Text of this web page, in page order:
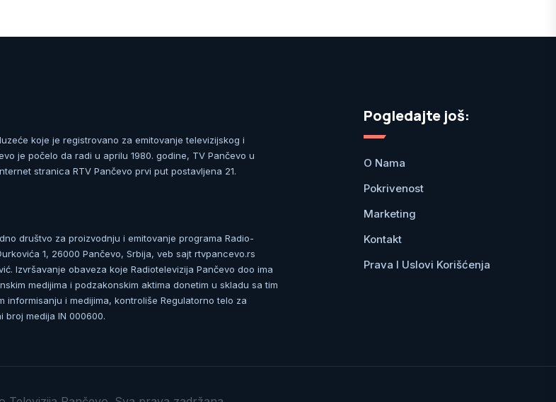
koje je registrovano za emitovanje televizijskog i
je počelo da radi u aprilu 1980. godine, TV Pančevo u
stranica RTV Pančevo prvi put postavljena 21.
društvo za proizvodnju i emitovanje programa Radio-
1, 26000 Pančevo, Srbija, veb sajt rtvpancevo.rs
Izvršavanje obaveza koje Radiotelevizija Pančevo doo ima
medijima i podzakonskim aktima donetim u skladu sa tim
informisanju i medijima, kontroliše Regulatorno telo za
broj medija IN 000600.
Pogledajte još:
O Nama
Pokrivenost
Marketing
Kontakt
Prava I Uslovi Korišćenja